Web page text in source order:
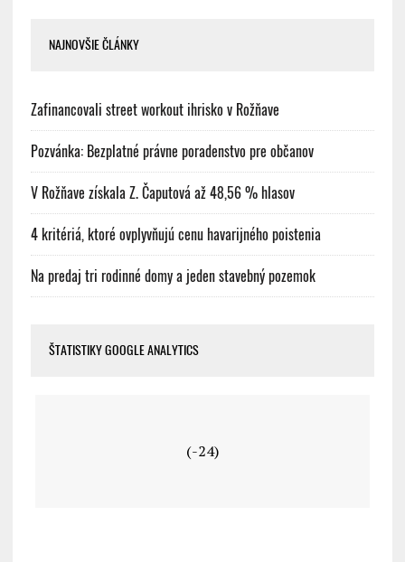
NAJNOVŠIE ČLÁNKY
Zafinancovali street workout ihrisko v Rožňave
Pozvánka: Bezplatné právne poradenstvo pre občanov
V Rožňave získala Z. Čaputová až 48,56 % hlasov
4 kritériá, ktoré ovplyvňujú cenu havarijného poistenia
Na predaj tri rodinné domy a jeden stavebný pozemok
ŠTATISTIKY GOOGLE ANALYTICS
(-24)